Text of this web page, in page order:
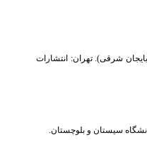
شرقی). تهران: انتشارات